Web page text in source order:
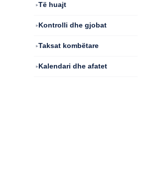
Të huajt
Kontrolli dhe gjobat
Taksat kombëtare
Kalendari dhe afatet